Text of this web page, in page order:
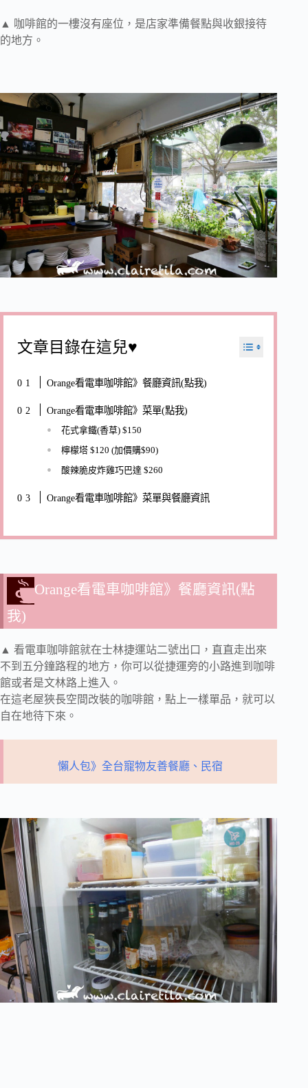
▲ 咖啡館的一樓沒有座位，是店家準備餐點與收銀接待
的地方。
文章目錄在這兒♥
Orange看電車咖啡館》餐廳資訊(點我)
Orange看電車咖啡館》菜單(點我)
花式拿鐵(香草) $150
檸檬塔 $120 (加價購$90)
酸辣脆皮炸雞巧巴達 $260
Orange看電車咖啡館》菜單與餐廳資訊
Orange看電車咖啡館》餐廳資訊(點
我)
▲ 看電車咖啡館就在士林捷運站二號出口，直直走出來
不到五分鐘路程的地方，你可以從捷運旁的小路進到咖啡
館或者是文林路上進入。
在這老屋狹長空間改裝的咖啡館，點上一樣單品，就可以
自在地待下來。
懶人包》全台寵物友善餐廳、民宿